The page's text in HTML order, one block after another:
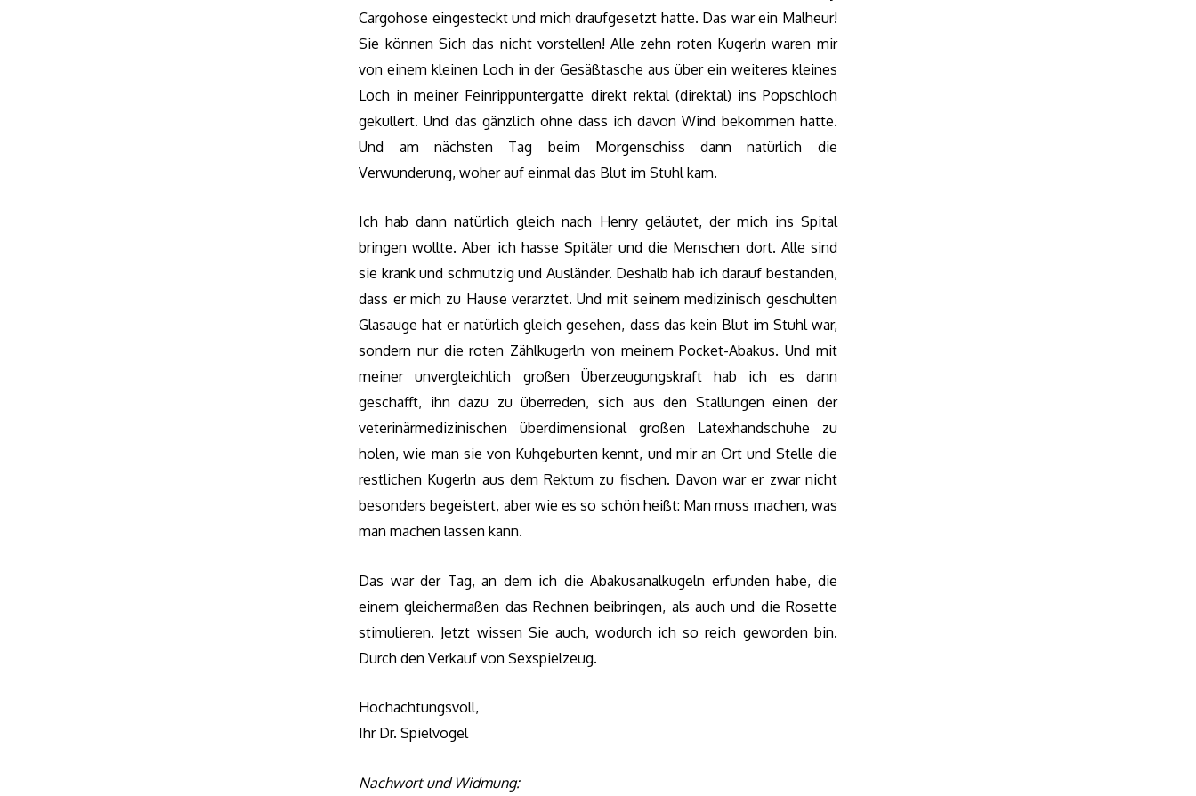
Cargohose eingesteckt und mich draufgesetzt hatte. Das war ein Malheur!
Sie können Sich das nicht vorstellen! Alle zehn roten Kugerln waren mir
von einem kleinen Loch in der Gesäßtasche aus über ein weiteres kleines
Loch in meiner Feinrippuntergatte direkt rektal (direktal) ins Popschloch
gekullert. Und das gänzlich ohne dass ich davon Wind bekommen hatte.
Und am nächsten Tag beim Morgenschiss dann natürlich die
Verwunderung, woher auf einmal das Blut im Stuhl kam.
Ich hab dann natürlich gleich nach Henry geläutet, der mich ins Spital
bringen wollte. Aber ich hasse Spitäler und die Menschen dort. Alle sind
sie krank und schmutzig und Ausländer. Deshalb hab ich darauf bestanden,
dass er mich zu Hause verarztet. Und mit seinem medizinisch geschulten
Glasauge hat er natürlich gleich gesehen, dass das kein Blut im Stuhl war,
sondern nur die roten Zählkugerln von meinem Pocket-Abakus. Und mit
meiner unvergleichlich großen Überzeugungskraft hab ich es dann
geschafft, ihn dazu zu überreden, sich aus den Stallungen einen der
veterinärmedizinischen überdimensional großen Latexhandschuhe zu
holen, wie man sie von Kuhgeburten kennt, und mir an Ort und Stelle die
restlichen Kugerln aus dem Rektum zu fischen. Davon war er zwar nicht
besonders begeistert, aber wie es so schön heißt: Man muss machen, was
man machen lassen kann.
Das war der Tag, an dem ich die Abakusanalkugeln erfunden habe, die
einem gleichermaßen das Rechnen beibringen, als auch und die Rosette
stimulieren. Jetzt wissen Sie auch, wodurch ich so reich geworden bin.
Durch den Verkauf von Sexspielzeug.
Hochachtungsvoll,
Ihr Dr. Spielvogel
Nachwort und Widmung: